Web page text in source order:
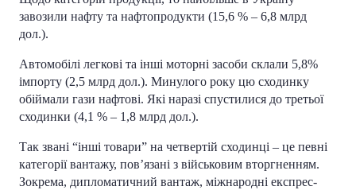
завозили нафту та нафтопродукти (15,6 % – 6,8 млрд
дол.).
Автомобілі легкові та інші моторні засоби склали 5,8%
імпорту (2,5 млрд дол.). Минулого року цю сходинку
обіймали гази нафтові. Які наразі спустилися до третьої
сходинки (4,1 % – 1,8 млрд дол.).
Так звані “інші товари” на четвертій сходинці – це певні
категорії вантажу, пов’язані з військовим вторгненням.
Зокрема, дипломатичний вантаж, міжнародні експрес-